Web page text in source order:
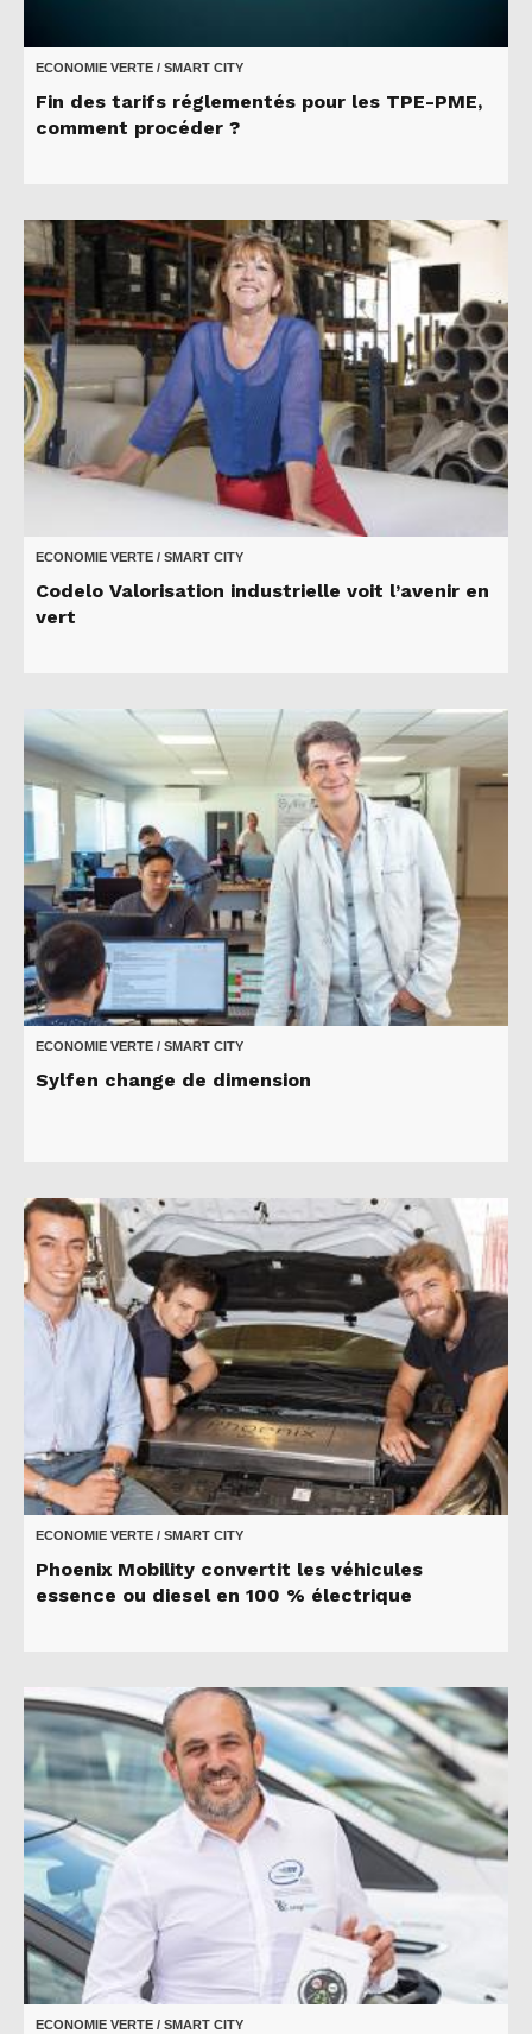
ECONOMIE VERTE / SMART CITY
Fin des tarifs réglementés pour les TPE-PME,
comment procéder ?
ECONOMIE VERTE / SMART CITY
Codelo Valorisation industrielle voit l’avenir en
vert
ECONOMIE VERTE / SMART CITY
Sylfen change de dimension
ECONOMIE VERTE / SMART CITY
Phoenix Mobility convertit les véhicules
essence ou diesel en 100 % électrique
ECONOMIE VERTE / SMART CITY